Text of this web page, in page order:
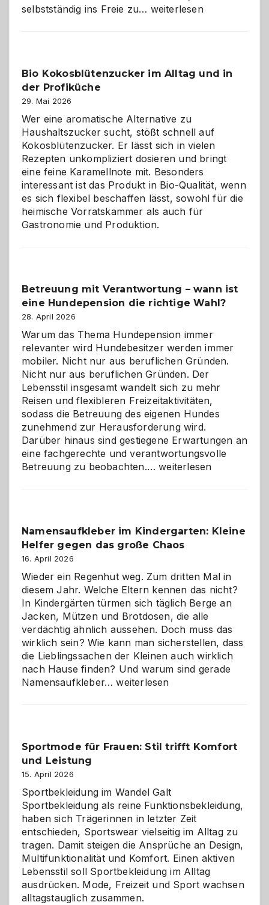
selbstständig ins Freie zu… Wenn
Gefahr
für
Hunde
im
eigenen
Zuhause
weiterlesen
Bio Kokosblütenzucker im Alltag und in
der Profiküche
29. Mai 2026
Wer eine aromatische Alternative zu
Haushaltszucker sucht, stößt schnell auf
Kokosblütenzucker. Er lässt sich in vielen
Rezepten unkompliziert dosieren und bringt
eine feine Karamellnote mit. Besonders
interessant ist das Produkt in Bio-Qualität, wenn
es sich flexibel beschaffen lässt, sowohl für die
heimische Vorratskammer als auch für
Gastronomie und Produktion.
Betreuung mit Verantwortung – wann ist
eine Hundepension die richtige Wahl?
28. April 2026
Warum das Thema Hundepension immer
relevanter wird Hundebesitzer werden immer
mobiler. Nicht nur aus beruflichen Gründen.
Nicht nur aus beruflichen Gründen. Der
Lebensstil insgesamt wandelt sich zu mehr
Reisen und flexibleren Freizeitaktivitäten,
sodass die Betreuung des eigenen Hundes
zunehmend zur Herausforderung wird.
Darüber hinaus sind gestiegene Erwartungen an
eine fachgerechte und verantwortungsvolle
Betreuung zu beobachten.…Betreuung
ist
eine
die
richtige
Wahl?
weiterlesen
Namensaufkleber im Kindergarten: Kleine
Helfer gegen das große Chaos
16. April 2026
Wieder ein Regenhut weg. Zum dritten Mal in
diesem Jahr. Welche Eltern kennen das nicht?
In Kindergärten türmen sich täglich Berge an
Jacken, Mützen und Brotdosen, die alle
verdächtig ähnlich aussehen. Doch muss das
wirklich sein? Wie kann man sicherstellen, dass
die Lieblingssachen der Kleinen auch wirklich
nach Hause finden? Und warum sind gerade
Namensaufkleber…Namensaufkleber
gegen
Chaos
weiterlesen
Sportmode für Frauen: Stil trifft Komfort
und Leistung
15. April 2026
Sportbekleidung im Wandel Galt
Sportbekleidung als reine Funktionsbekleidung,
haben sich Trägerinnen in letzter Zeit
entschieden, Sportswear vielseitig im Alltag zu
tragen. Damit steigen die Ansprüche an Design,
Multifunktionalität und Komfort. Einen aktiven
Lebensstil soll Sportbekleidung im Alltag
ausdrücken. Mode, Freizeit und Sport wachsen
alltagstauglich zusammen.